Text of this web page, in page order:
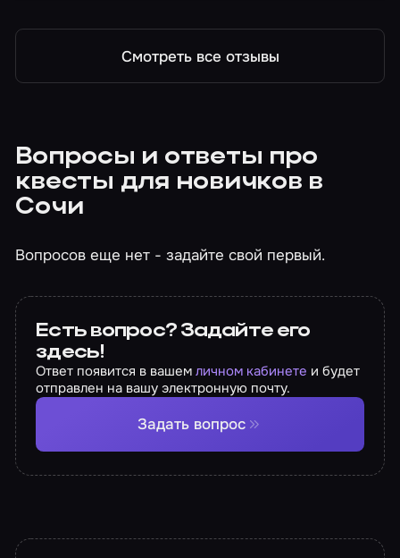
Смотреть все отзывы
Вопросы и ответы про
квесты для новичков в
Сочи
Вопросов еще нет - задайте свой первый.
Есть вопрос? Задайте его
здесь!
Ответ появится в вашемличном кабинете и будет
отправлен на вашу электронную почту.
Задать вопрос